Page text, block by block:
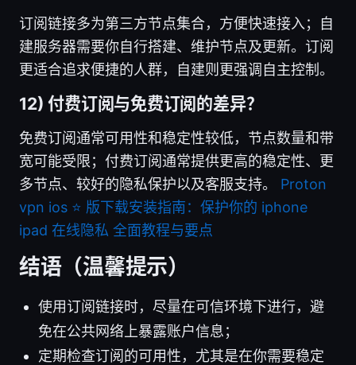
订阅链接多为第三方节点集合，方便快速接入；自
建服务器需要你自行搭建、维护节点及更新。订阅
更适合追求便捷的人群，自建则更强调自主控制。
12) 付费订阅与免费订阅的差异？
免费订阅通常可用性和稳定性较低，节点数量和带
宽可能受限；付费订阅通常提供更高的稳定性、更
多节点、较好的隐私保护以及客服支持。 Proton
vpn ios ⭐ 版下载安装指南：保护你的 iphone
ipad 在线隐私 全面教程与要点
结语（温馨提示）
使用订阅链接时，尽量在可信环境下进行，避
免在公共网络上暴露账户信息；
定期检查订阅的可用性，尤其是在你需要稳定